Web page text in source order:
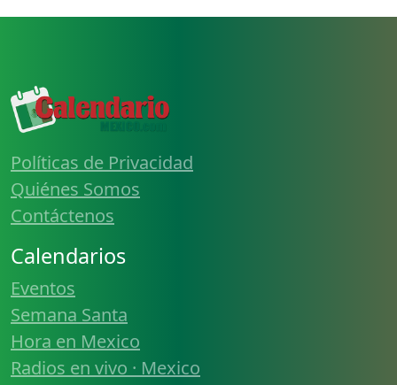
Políticas de Privacidad
Quiénes Somos
Contáctenos
Calendarios
Eventos
Semana Santa
Hora en Mexico
Radios en vivo · Mexico